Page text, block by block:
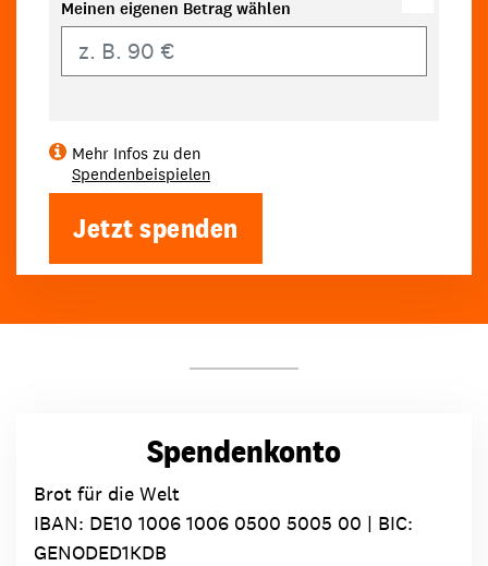
Meinen eigenen Betrag wählen
Mehr Infos zu den
Spendenbeispielen
Jetzt spenden
Spendenkonto
Brot für die Welt
IBAN: DE10 1006 1006 0500 5005 00 | BIC:
GENODED1KDB